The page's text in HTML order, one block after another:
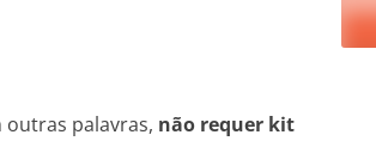
outras palavras, não requer kit